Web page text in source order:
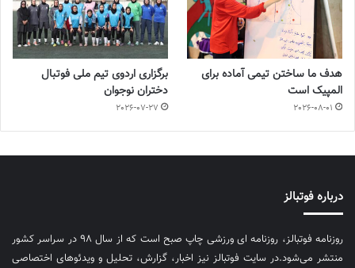
هدف ما ساختن تیمی آماده برای
المپیک است
2026-08-01
برگزاری اردوی تیم ملی فوتبال
دختران نوجوان
2026-07-27
درباره فوتبالز
روزنامه فوتبالز، روزنامه ای ورزشی چاپ صبح است که از سال ۹۸ در سراسر کشور
منتشر می‌شود.در سایت فوتبالز نیز اخبار، گزارش، تحلیل و ویدئوهای اختصاصی